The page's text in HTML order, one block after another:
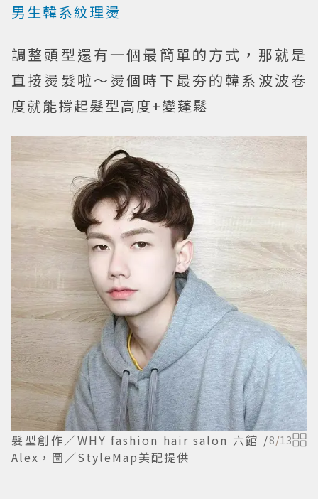
男生韓系紋理燙
調整頭型還有一個最簡單的方式，那就是
直接燙髮啦～燙個時下最夯的韓系波波卷
度就能撐起髮型高度+變蓬鬆
髮型創作／WHY fashion hair salon 六館 /
Alex，圖／StyleMap美配提供
8/13